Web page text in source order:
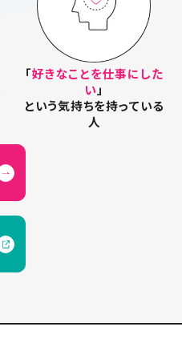
「好きなことを仕事にした
い」
という気持ちを持っている
人